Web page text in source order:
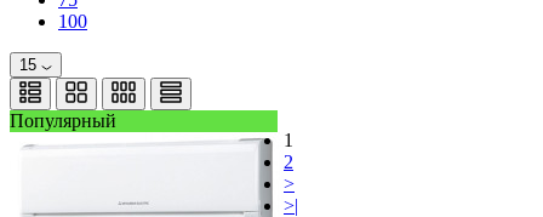
100
15
Популярный
1
2
>
>|